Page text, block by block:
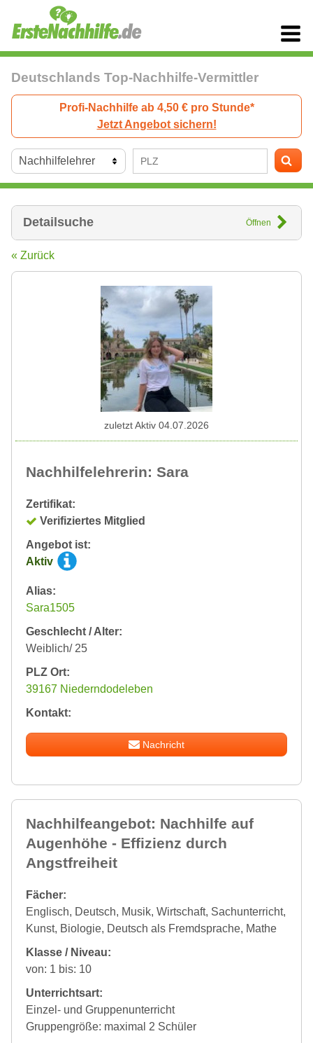
Deutschlands Top-Nachhilfe-Vermittler
Profi-Nachhilfe ab 4,50 € pro Stunde*
Jetzt Angebot sichern!
Detailsuche Öffnen
« Zurück
Nachhilfelehrerin: Sara
Zertifikat:
Verifiziertes Mitglied
Angebot ist:
Aktiv
Alias:
Sara1505
Geschlecht / Alter:
Weiblich/ 25
PLZ Ort:
39167 Niederndodeleben
Kontakt:
Nachricht
zuletzt Aktiv 04.07.2026
Nachhilfeangebot: Nachhilfe auf
Augenhöhe - Effizienz durch
Angstfreiheit
Fächer:
Englisch, Deutsch, Musik, Wirtschaft, Sachunterricht,
Kunst, Biologie, Deutsch als Fremdsprache, Mathe
Klasse / Niveau:
von: 1 bis: 10
Unterrichtsart:
Einzel- und Gruppenunterricht
Gruppengröße: maximal 2 Schüler